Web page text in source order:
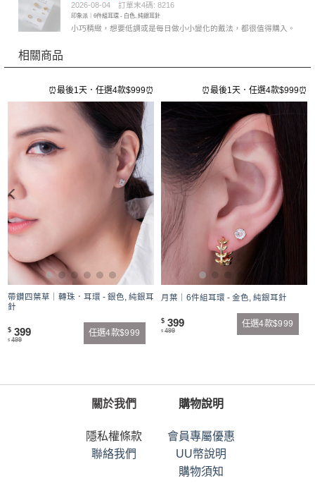
評分5 滿
分 5
2026-08-04 訂單末4碼: 8216
印象派｜6件組耳環 - 白色, 純銀耳針
小巧精緻，想要低調或是每日做小小變化的戴法，都很值得購入。
相關商品
⏰最後1天．任選4款$999⏰
帶鑽四葉草｜轉珠．耳環 - 銀色, 純銀耳
針
$ 399
$ 499
任選4款$999
⏰最後1天．任選4款$999⏰
月葉｜6件組耳環 - 金色, 純銀耳針
$ 399
$ 499
任選4款$999
關於我們
隱私權條款
聯絡我們
購物說明
會員專屬優惠
UU幣說明
購物須知